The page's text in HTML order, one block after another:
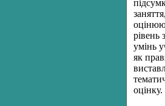
заняття,
рівень
умінь
як
оцінку.